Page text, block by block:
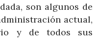
son algunos de
actual,
y de todos sus